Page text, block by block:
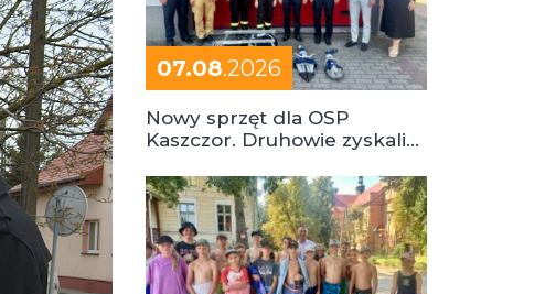
07.08.2026
Nowy sprzęt dla OSP
Kaszczor. Druhowie zyskali